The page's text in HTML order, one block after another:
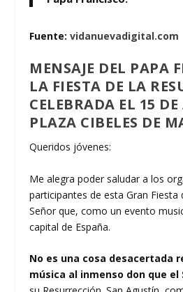
Fuente:vidanuevadigital.com
MENSAJE DEL PAPA
LA FIESTA DE LA
CELEBRADA EL 15
PLAZA CIBELES DE
Queridos jóvenes:
Me alegra poder saludar a los
participantes de esta Gran Fiesta
Señor que, como un evento
capital de España.
No es una cosa desacertada
música al inmenso don que el